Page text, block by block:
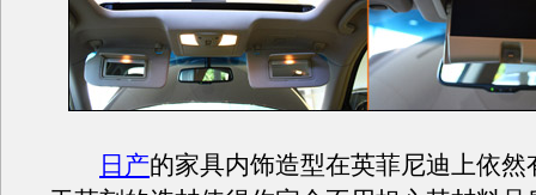
日产的家具内饰造型在英菲尼迪上依然